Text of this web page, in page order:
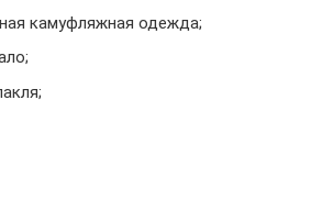
камуфляжная одежда;